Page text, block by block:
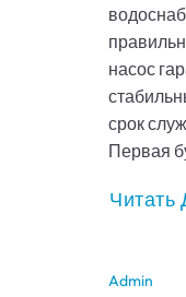
насос
срок
Первая
Читать
Admin